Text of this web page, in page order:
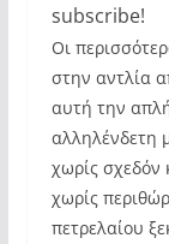
subscribe!
Οι
στην αντλία
αυτή την
αλληλένδετη
χωρίς σχεδόν
χωρίς
πετρελαίου